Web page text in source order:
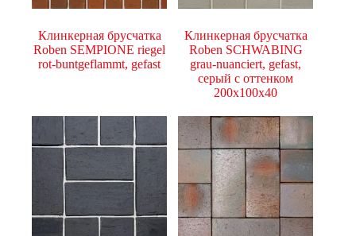
Клинкерная брусчатка
Roben SEMPIONE riegel
rot-buntgeflammt, gefast
Клинкерная брусчатка
Roben SCHWABING
grau-nuanciert, gefast,
серый с оттенком
200x100x40